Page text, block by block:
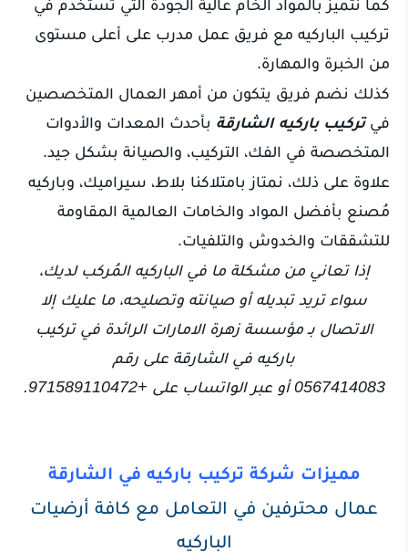
كما نتميز بالمواد الخام عالية الجودة التي تستخدم في
تركيب الباركيه مع فريق عمل مدرب على أعلى مستوى
من الخبرة والمهارة.
كذلك نضم فريق يتكون من أمهر العمال المتخصصين
فيتركيب باركيه الشارقة بأحدث المعدات والأدوات
المتخصصة في الفك، التركيب، والصيانة بشكل جيد.
علاوة على ذلك، نمتاز بامتلاكنا بلاط، سيراميك، وباركيه
مُصنع بأفضل المواد والخامات العالمية المقاومة
للتشققات والخدوش والتلفيات.
إذا تعاني من مشكلة ما في الباركيه المُركب لديك،
سواء تريد تبديله أو صيانته وتصليحه، ما عليك إلا
الاتصال بـ مؤسسة زهرة الامارات الرائدة في تركيب
باركيه في الشارقة على رقم
0567414083 أو عبر الواتساب على +971589110472.
مميزات شركة تركيب باركيه في الشارقة
عمال محترفين في التعامل مع كافة أرضيات
الباركيه